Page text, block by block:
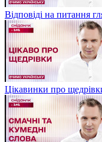
Відповіді на питання
Цікавинки про